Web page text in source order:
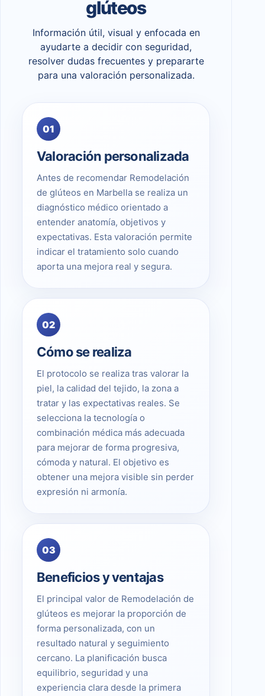
glúteos
Información útil, visual y enfocada en
ayudarte a decidir con seguridad,
resolver dudas frecuentes y prepararte
para una valoración personalizada.
01
Valoración personalizada
Antes de recomendar Remodelación
de glúteos en Marbella se realiza un
diagnóstico médico orientado a
entender anatomía, objetivos y
expectativas. Esta valoración permite
indicar el tratamiento solo cuando
aporta una mejora real y segura.
02
Cómo se realiza
El protocolo se realiza tras valorar la
piel, la calidad del tejido, la zona a
tratar y las expectativas reales. Se
selecciona la tecnología o
combinación médica más adecuada
para mejorar de forma progresiva,
cómoda y natural. El objetivo es
obtener una mejora visible sin perder
expresión ni armonía.
03
Beneficios y ventajas
El principal valor de Remodelación de
glúteos es mejorar la proporción de
forma personalizada, con un
resultado natural y seguimiento
cercano. La planificación busca
equilibrio, seguridad y una
experiencia clara desde la primera